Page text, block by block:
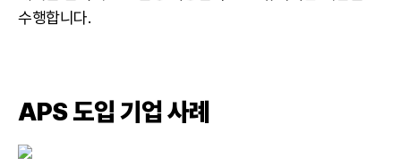
수행합니다.
APS 도입 기업 사례